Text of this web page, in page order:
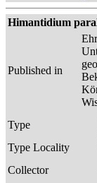
Himantidium
Published in
Type
Type Locality
Collector